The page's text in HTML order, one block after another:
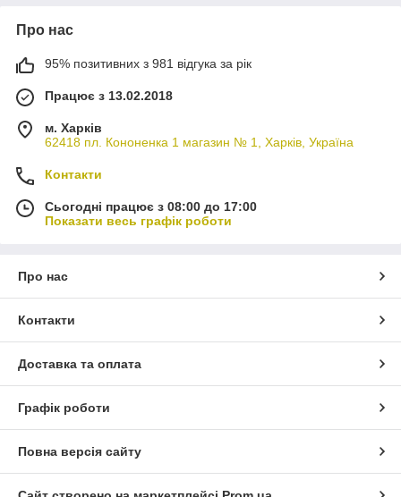
Про нас
95% позитивних з 981 відгука за рік
Працює з 13.02.2018
м. Харків
62418 пл. Кононенка 1 магазин № 1, Харків, Україна
Контакти
Сьогодні працює з 08:00 до 17:00
Показати весь графік роботи
Про нас
Контакти
Доставка та оплата
Графік роботи
Повна версія сайту